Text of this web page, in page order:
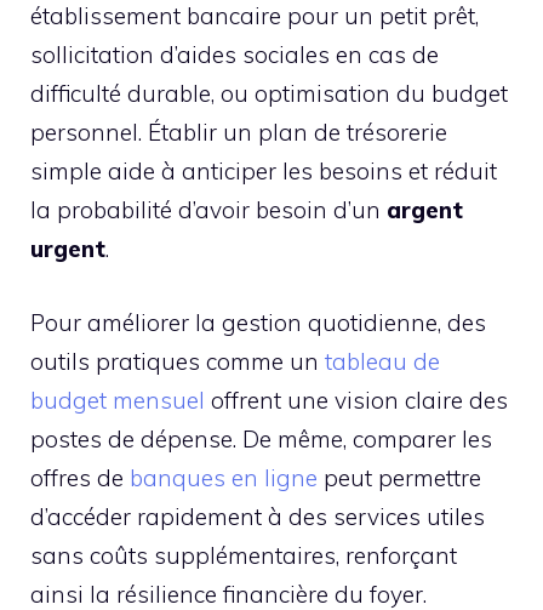
établissement bancaire pour un petit prêt,
sollicitation d’aides sociales en cas de
difficulté durable, ou optimisation du budget
personnel. Établir un plan de trésorerie
simple aide à anticiper les besoins et réduit
la probabilité d’avoir besoin d’un argent
urgent.
Pour améliorer la gestion quotidienne, des
outils pratiques comme un tableau de
budget mensuel offrent une vision claire des
postes de dépense. De même, comparer les
offres de banques en ligne peut permettre
d’accéder rapidement à des services utiles
sans coûts supplémentaires, renforçant
ainsi la résilience financière du foyer.